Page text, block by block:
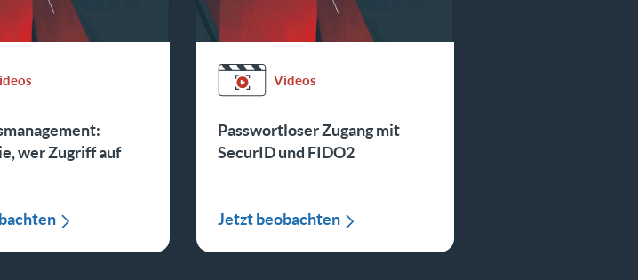
wer Zugriff auf
Videos
Passwortloser Zugang mit
SecurID und FIDO2
Jetzt beobachten